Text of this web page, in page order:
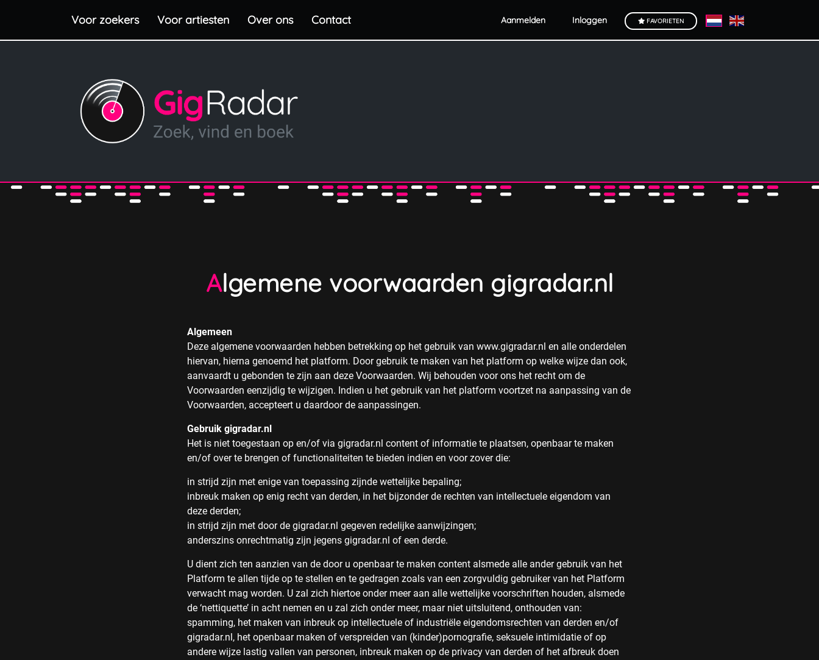
Voor zoekers Voor artiesten Over ons Contact Aanmelden Inloggen FAVORIETEN
Algemene voorwaarden gigradar.nl
Algemeen
Deze algemene voorwaarden hebben betrekking op het gebruik van www.gigradar.nl en alle onderdelen
hiervan, hierna genoemd het platform. Door gebruik te maken van het platform op welke wijze dan ook,
aanvaardt u gebonden te zijn aan deze Voorwaarden. Wij behouden voor ons het recht om de
Voorwaarden eenzijdig te wijzigen. Indien u het gebruik van het platform voortzet na aanpassing van de
Voorwaarden, accepteert u daardoor de aanpassingen.
Gebruik gigradar.nl
Het is niet toegestaan op en/of via gigradar.nl content of informatie te plaatsen, openbaar te maken
en/of over te brengen of functionaliteiten te bieden indien en voor zover die:
in strijd zijn met enige van toepassing zijnde wettelijke bepaling;
inbreuk maken op enig recht van derden, in het bijzonder de rechten van intellectuele eigendom van
deze derden;
in strijd zijn met door de gigradar.nl gegeven redelijke aanwijzingen;
anderszins onrechtmatig zijn jegens gigradar.nl of een derde.
U dient zich ten aanzien van de door u openbaar te maken content alsmede alle ander gebruik van het
Platform te allen tijde op te stellen en te gedragen zoals van een zorgvuldig gebruiker van het Platform
verwacht mag worden. U zal zich hiertoe onder meer aan alle wettelijke voorschriften houden, alsmede
de ‘nettiquette’ in acht nemen en u zal zich onder meer, maar niet uitsluitend, onthouden van:
spamming, het maken van inbreuk op intellectuele of industriële eigendomsrechten van derden en/of
gigradar.nl, het openbaar maken of verspreiden van (kinder)pornografie, seksuele intimidatie of op
andere wijze lastig vallen van personen, inbreuk maken op de privacy van derden of het afbreuk doen